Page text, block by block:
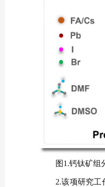
图1.钙钛矿组
2.该项研究